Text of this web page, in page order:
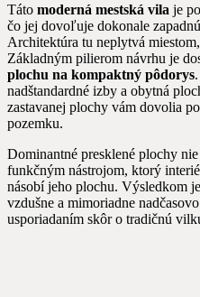
Táto moderná mestská vila je
čo jej dovoľuje dokonale
Architektúra tu neplytvá
Základným pilierom návrhu je
plochu na kompaktný pôdorys
nadštandardné izby a obytná
zastavanej plochy vám dovolia
pozemku.
Dominantné presklené plochy
funkčným nástrojom, ktorý
násobí jeho plochu. Výsledkom
vzdušne a mimoriadne
usporiadaním skôr o tradičnú